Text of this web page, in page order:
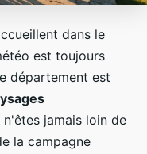
dans le
est toujours
département est
n'êtes jamais loin de
la campagne